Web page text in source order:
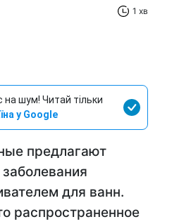
1 хв
на шум! Читай тільки
у Google
предлагают
для ванн.
распространенное